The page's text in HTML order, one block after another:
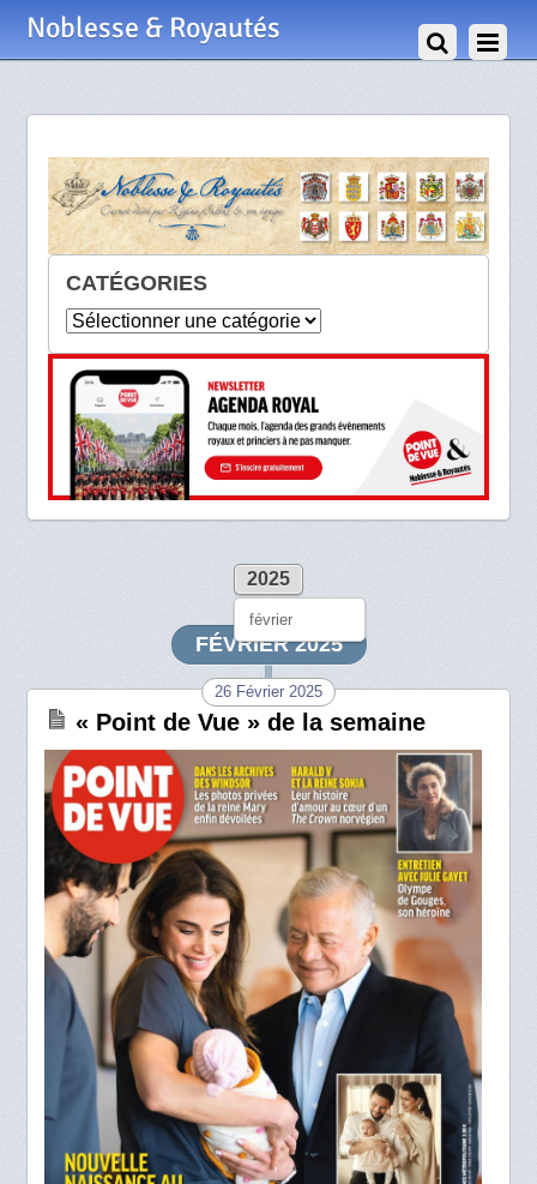
Noblesse & Royautés
CATÉGORIES
Catégories
2025
février
FÉVRIER 2025
26 Février 2025
« Point de Vue » de la semaine